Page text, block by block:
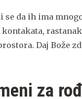
da ih ima
Daj Bože
za